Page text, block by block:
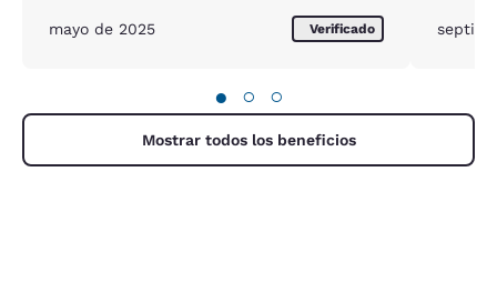
mayo de 2025 Verificado
● ○ ○
Mostrar todos los beneficios